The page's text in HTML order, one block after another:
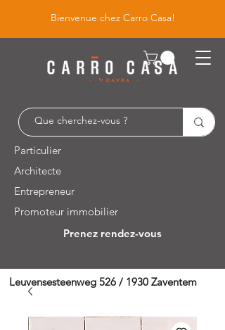
Bienvenue chez Carro Casa!
Particulier
Architecte
Entrepreneur
Promoteur immobilier
Prenez rendez-vous
Leuvensesteenweg 526 / 1930 Zaventem